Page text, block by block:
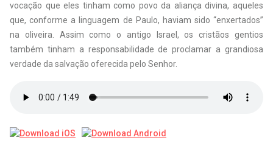
vocação que eles tinham como povo da aliança divina, aqueles
que, conforme a linguagem de Paulo, haviam sido “enxertados”
na oliveira. Assim como o antigo Israel, os cristãos gentios
também tinham a responsabilidade de proclamar a grandiosa
verdade da salvação oferecida pelo Senhor.